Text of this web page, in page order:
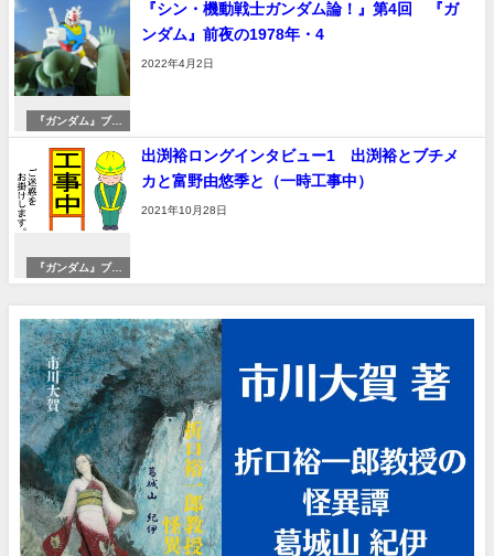
『ガンダム』ブー
ムへ
『シン・機動戦士ガンダム論！』第4回 『ガ
ンダム』前夜の1978年・4
2022年4月2日
『ガンダム』ブー
ムへ
出渕裕ロングインタビュー1 出渕裕とブチメ
カと富野由悠季と（一時工事中）
2021年10月28日